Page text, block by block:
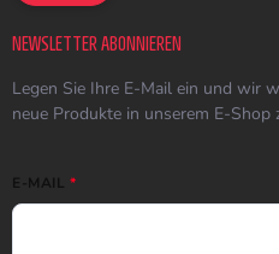
NEWSLETTER ABONNIEREN
Legen Sie Ihre E-Mail ein und wir
neue Produkte in unserem E-Shop
E-MAIL